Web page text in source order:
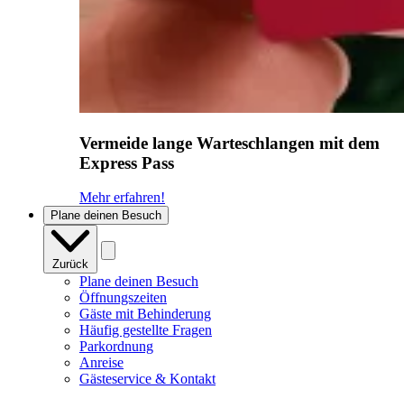
Vermeide lange Warteschlangen mit dem
Express Pass
Mehr erfahren!
Plane deinen Besuch
Zurück
Plane deinen Besuch
Öffnungszeiten
Gäste mit Behinderung
Häufig gestellte Fragen
Parkordnung
Anreise
Gästeservice & Kontakt